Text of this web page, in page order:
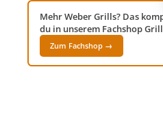
Mehr Weber Grills? Das
du in unserem Fachshop
Zum Fachshop →